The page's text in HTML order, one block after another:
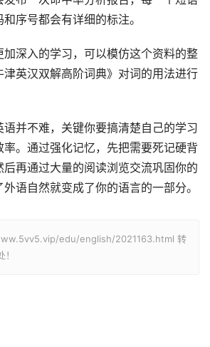
序号都会有详细的标注。
深入的学习，可以模仿这个资料的整
英汉双解高阶词典》对词的用法进行
并不难，关键你要搞清楚自己的学习
率。通过强化记忆，先把需要死记硬背
再通过大量的阅读浏览交流巩固你的
语自然就变成了你的语言的一部分。
edu/english/2021163.html 转